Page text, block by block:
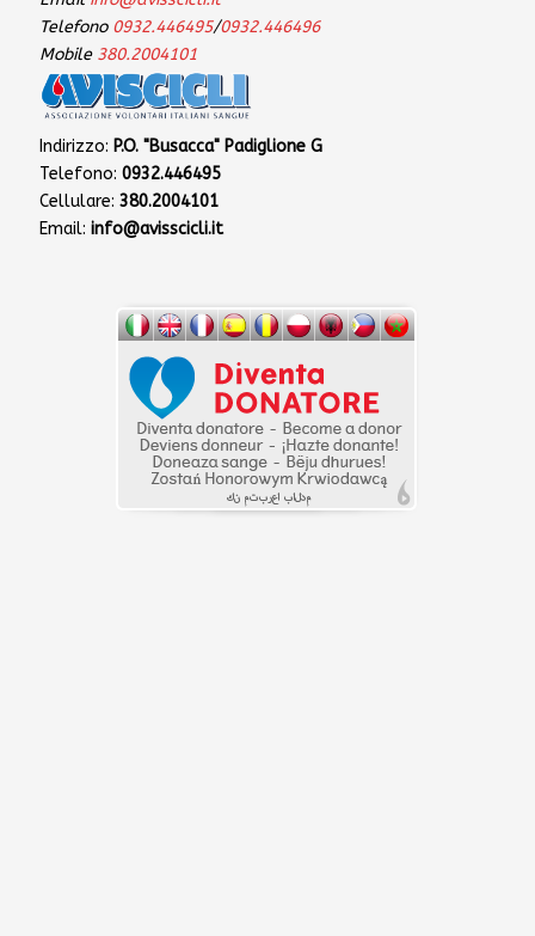
Telefono 0932.446495/0932.446496
Mobile 380.2004101
Indirizzo: P.O. "Busacca" Padiglione G
Telefono: 0932.446495
Cellulare: 380.2004101
Email: info@avisscicli.it